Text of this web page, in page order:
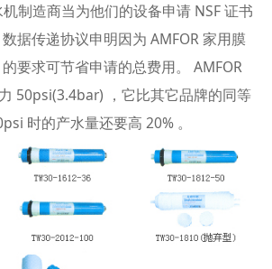
制造商当为他们的设备申请 NSF 证书
据传递协议申明因为 AMFOR 家用膜
要求可节省申请的总费用。 AMFOR
50psi(3.4bar) ，它比其它品牌的同等
时的产水量还要高 20% 。